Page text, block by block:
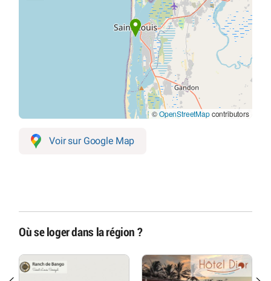
©OpenStreetMapcontributors
Voir sur Google Map
Où se loger dans la région ?